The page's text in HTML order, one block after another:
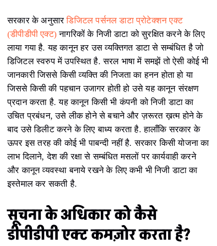
सरकार के अनुसारडिजिटल पर्सनल डाटा प्रोटेक्शन एक्ट
(डीपीडीपी एक्ट) नागरिकों के निजी डाटा को सुरक्षित करने के लिए
लाया गया है. यह कानून हर उस व्यक्तिगत डाटा से सम्बंधित है जो
डिजिटल स्वरुप में उपस्थित है. सरल भाषा में समझें तो ऐसी कोई भी
जानकारी जिससे किसी व्यक्ति की निजता का हनन होता हो या
जिससे किसी की पहचान उजागर होती हो उसे यह कानून संरक्षण
प्रदान करता है. यह कानून किसी भी कंपनी को निजी डाटा का
उचित प्रबंधन, उसे लीक होने से बचाने और ज़रूरत ख़त्म होने के
बाद उसे डिलीट करने के लिए बाध्य करता है. हालाँकि सरकार के
ऊपर इस तरह की कोई भी पाबन्दी नहीं है. सरकार किसी योजना का
लाभ दिलाने, देश की रक्षा से सम्बंधित मसलों पर कार्यवाही करने
और कानून व्यवस्था बनाये रखने के लिए कभी भी निजी डाटा का
इस्तेमाल कर सकती है.
सूचना के अधिकार को कैसे
डीपीडीपी एक्टकमज़ोर करता है?